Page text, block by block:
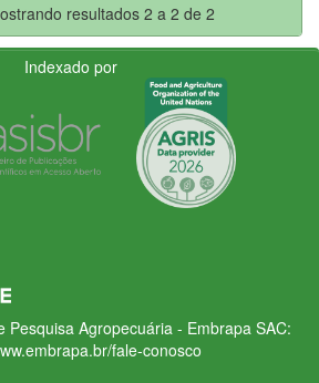
resultados 2 a 2 de 2
Indexado por
Pesquisa Agropecuária - Embrapa SAC:
fale-conosco